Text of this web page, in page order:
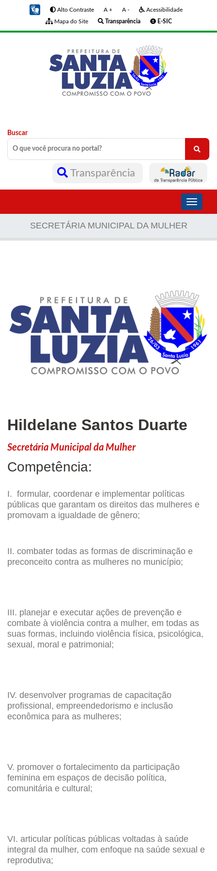
Alto Contraste A + A -
Acessibilidade
Mapa do Site
Transparência E-SIC
Buscar
Transparência
Toggle
SECRETÁRIA MUNICIPAL DA MULHER
Hildelane Santos Duarte
Secretária Municipal da Mulher
Competência:
I. formular, coordenar e implementar políticas
públicas que garantam os direitos das mulheres e
promovam a igualdade de gênero;
II. combater todas as formas de discriminação e
preconceito contra as mulheres no município;
III. planejar e executar ações de prevenção e
combate à violência contra a mulher, em todas as
suas formas, incluindo violência física, psicológica,
sexual, moral e patrimonial;
IV. desenvolver programas de capacitação
profissional, empreendedorismo e inclusão
econômica para as mulheres;
V. promover o fortalecimento da participação
feminina em espaços de decisão política,
comunitária e cultural;
VI. articular políticas públicas voltadas à saúde
integral da mulher, com enfoque na saúde sexual e
reprodutiva;